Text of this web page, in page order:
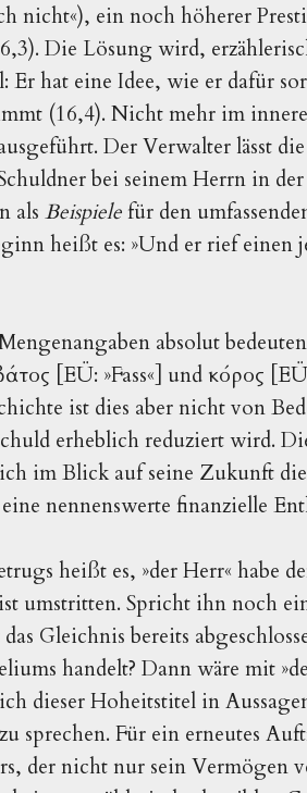
nicht«), ein noch höherer
Die Lösung wird,
Er hat eine Idee, wie er dafür
(16,4). Nicht mehr im
Der Verwalter lässt
bei seinem Herrn in
als Beispielefür den
heißt es: »Und er rief einen
absolut
[EÜ: »Fass«] und κόρος
ist dies aber nicht von
erheblich reduziert wird.
im Blick auf seine Zukunft
nennenswerte finanzielle
heißt es, »der Herr« habe
umstritten. Spricht ihn noch
Gleichnis bereits
handelt? Dann wäre mit
dieser Hoheitstitel in
sprechen. Für ein erneutes
der nicht nur sein Vermögen